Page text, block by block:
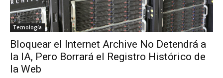
Tecnología
Bloquear el Internet Archive No Detendrá a
la IA, Pero Borrará el Registro Histórico de
la Web